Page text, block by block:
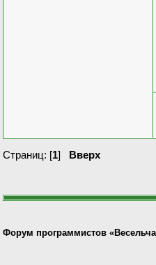
Страниц: [1] Вверх
Форум программистов